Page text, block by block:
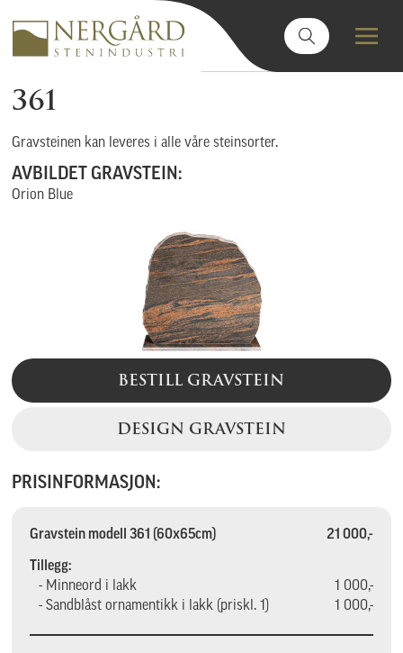
361
Gravsteinen kan leveres i alle våre steinsorter.
AVBILDET GRAVSTEIN:
Orion Blue
BESTILL GRAVSTEIN
DESIGN GRAVSTEIN
PRISINFORMASJON:
Gravstein modell 361 (60x65cm) 21 000,-
Tillegg:
- Minneord i lakk
1 000,-
- Sandblåst ornamentikk i lakk (priskl. 1)
1 000,-